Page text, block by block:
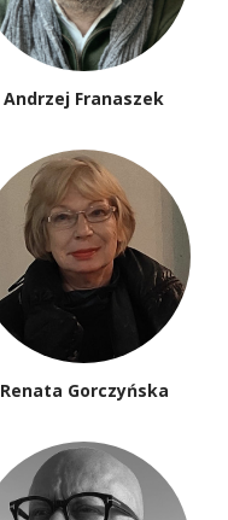
Andrzej Franaszek
Renata Gorczyńska